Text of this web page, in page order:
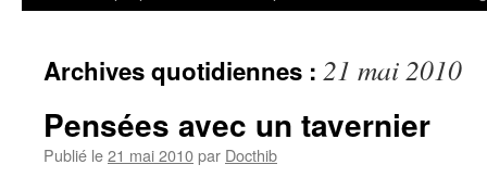
Archives quotidiennes : 21 mai 2010
Pensées avec un tavernier
Publié le21 mai 2010par Docthib